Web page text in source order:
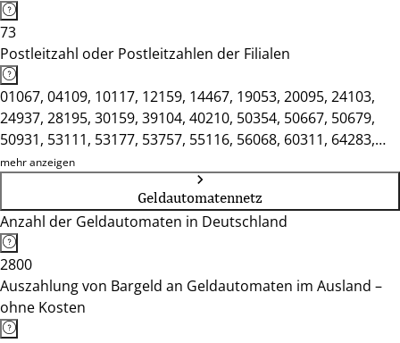
73
Postleitzahl oder Postleitzahlen der Filialen
01067, 04109, 10117, 12159, 14467, 19053, 20095, 24103,
24937, 28195, 30159, 39104, 40210, 50354, 50667, 50679,
50931, 53111, 53177, 53757, 55116, 56068, 60311, 64283,
65183, 66111, 67059, 67346, 68161, 68163, 68259, 68723,
69115, 69121, 69168, 69469, 70173, 74821, 74889, 75175,
76133, 76139, 76185, 76187, 76199, 76227, 76275, 76287,
76437, 76530, 76646, 76829, 77652, 77933, 78050, 78224,
78462, 79098, 79102, 79115, 79312, 79539, 79761, 80333,
86150, 88662, 89073, 90402, 91054, 97941, 99084
mehr anzeigen
Geldautomatennetz
Anzahl der Geldautomaten in Deutschland
2800
Auszahlung von Bargeld an Geldautomaten im Ausland –
ohne Kosten